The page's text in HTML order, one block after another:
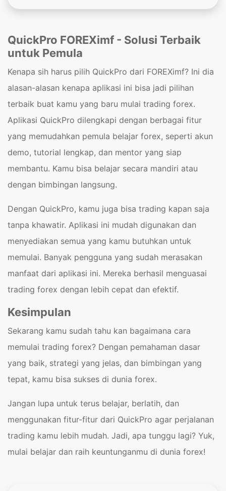
QuickPro FOREXimf - Solusi Terbaik
untuk Pemula
Kenapa sih harus pilih QuickPro dari FOREXimf? Ini dia
alasan-alasan kenapa aplikasi ini bisa jadi pilihan
terbaik buat kamu yang baru mulai trading forex.
Aplikasi QuickPro dilengkapi dengan berbagai fitur
yang memudahkan pemula belajar forex, seperti akun
demo, tutorial lengkap, dan mentor yang siap
membantu. Kamu bisa belajar secara mandiri atau
dengan bimbingan langsung.
Dengan QuickPro, kamu juga bisa trading kapan saja
tanpa khawatir. Aplikasi ini mudah digunakan dan
menyediakan semua yang kamu butuhkan untuk
memulai. Banyak pengguna yang sudah merasakan
manfaat dari aplikasi ini. Mereka berhasil menguasai
trading forex dengan lebih cepat dan efektif.
Kesimpulan
Sekarang kamu sudah tahu kan bagaimana cara
memulai trading forex? Dengan pemahaman dasar
yang baik, strategi yang jelas, dan bimbingan yang
tepat, kamu bisa sukses di dunia forex.
Jangan lupa untuk terus belajar, berlatih, dan
menggunakan fitur-fitur dari QuickPro agar perjalanan
trading kamu lebih mudah. Jadi, apa tunggu lagi? Yuk,
mulai belajar dan raih keuntunganmu di dunia forex!